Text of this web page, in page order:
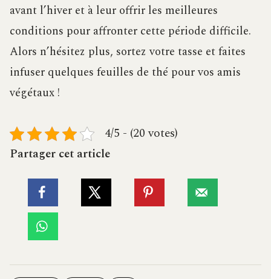
avant l’hiver et à leur offrir les meilleures
conditions pour affronter cette période difficile.
Alors n’hésitez plus, sortez votre tasse et faites
infuser quelques feuilles de thé pour vos amis
végétaux !
4/5 - (20 votes)
Partager cet article